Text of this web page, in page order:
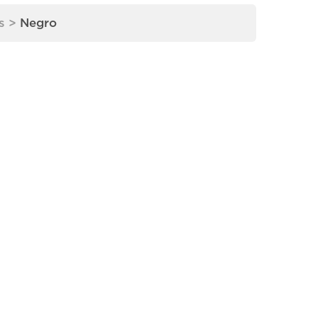
> Negro